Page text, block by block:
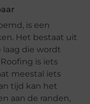
is een
Het bestaat uit
die wordt
is iets
meestal iets
tijd kan het
aan de randen,